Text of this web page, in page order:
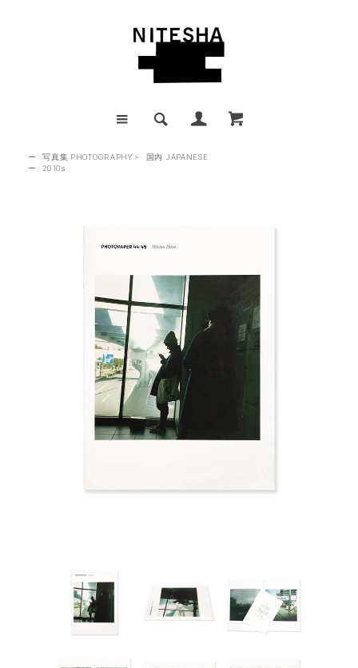
ー 写真集 PHOTOGRAPHY >
国内 JAPANESE
ー
2010s